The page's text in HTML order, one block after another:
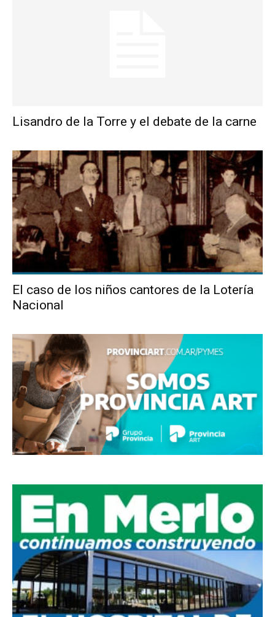
Lisandro de la Torre y el debate de la carne
El caso de los niños cantores de la Lotería
Nacional